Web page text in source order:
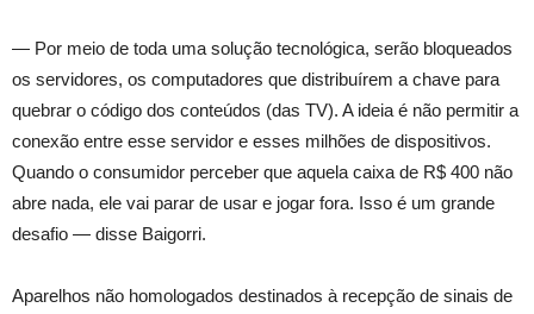
— Por meio de toda uma solução tecnológica, serão bloqueados
os servidores, os computadores que distribuírem a chave para
quebrar o código dos conteúdos (das TV). A ideia é não permitir a
conexão entre esse servidor e esses milhões de dispositivos.
Quando o consumidor perceber que aquela caixa de R$ 400 não
abre nada, ele vai parar de usar e jogar fora. Isso é um grande
desafio — disse Baigorri.
Aparelhos não homologados destinados à recepção de sinais de